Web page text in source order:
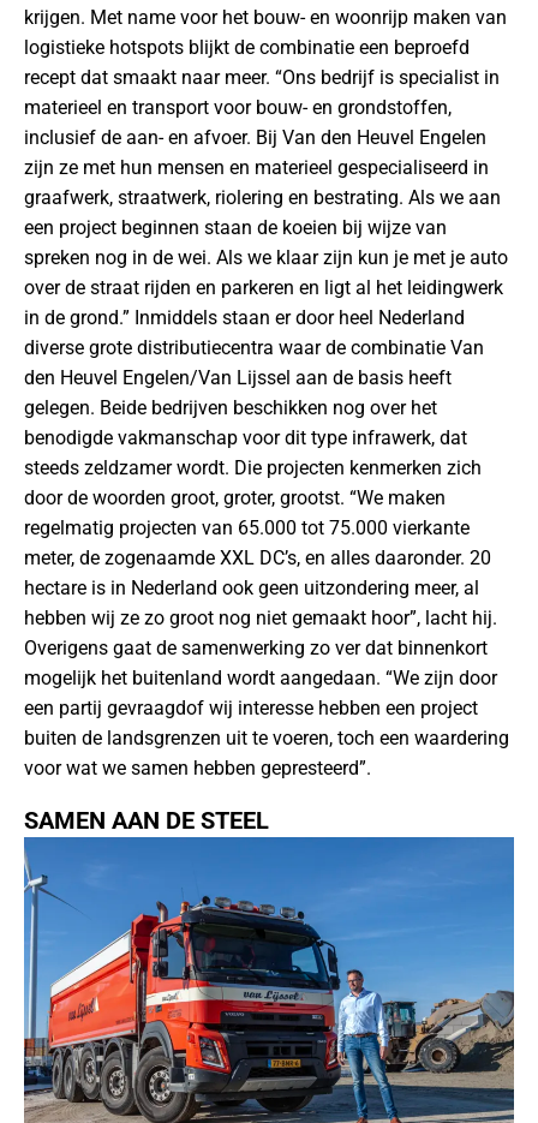
krijgen. Met name voor het bouw- en woonrijp maken van
logistieke hotspots blijkt de combinatie een beproefd
recept dat smaakt naar meer. “Ons bedrijf is specialist in
materieel en transport voor bouw- en grondstoffen,
inclusief de aan- en afvoer. Bij Van den Heuvel Engelen
zijn ze met hun mensen en materieel gespecialiseerd in
graafwerk, straatwerk, riolering en bestrating. Als we aan
een project beginnen staan de koeien bij wijze van
spreken nog in de wei. Als we klaar zijn kun je met je auto
over de straat rijden en parkeren en ligt al het leidingwerk
in de grond.” Inmiddels staan er door heel Nederland
diverse grote distributiecentra waar de combinatie Van
den Heuvel Engelen/Van Lijssel aan de basis heeft
gelegen. Beide bedrijven beschikken nog over het
benodigde vakmanschap voor dit type infrawerk, dat
steeds zeldzamer wordt. Die projecten kenmerken zich
door de woorden groot, groter, grootst. “We maken
regelmatig projecten van 65.000 tot 75.000 vierkante
meter, de zogenaamde XXL DC’s, en alles daaronder. 20
hectare is in Nederland ook geen uitzondering meer, al
hebben wij ze zo groot nog niet gemaakt hoor”, lacht hij.
Overigens gaat de samenwerking zo ver dat binnenkort
mogelijk het buitenland wordt aangedaan. “We zijn door
een partij gevraagdof wij interesse hebben een project
buiten de landsgrenzen uit te voeren, toch een waardering
voor wat we samen hebben gepresteerd”.
SAMEN AAN DE STEEL